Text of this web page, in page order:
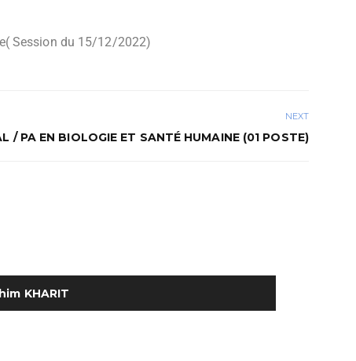
Session du 15/12/2022)
NEXT
/ PA EN BIOLOGIE ET SANTÉ HUMAINE (01 POSTE)
KHARIT